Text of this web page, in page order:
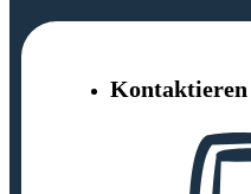
Kontaktieren